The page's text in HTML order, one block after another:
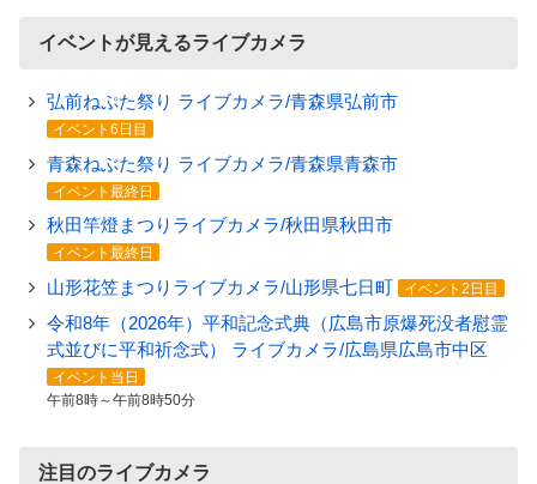
イベントが見えるライブカメラ
弘前ねぷた祭り ライブカメラ/青森県弘前市
イベント6日目
青森ねぶた祭り ライブカメラ/青森県青森市
イベント最終日
秋田竿燈まつりライブカメラ/秋田県秋田市
イベント最終日
山形花笠まつりライブカメラ/山形県七日町 イベント2日目
令和8年（2026年）平和記念式典（広島市原爆死没者慰霊
式並びに平和祈念式） ライブカメラ/広島県広島市中区
イベント当日
午前8時～午前8時50分
注目のライブカメラ